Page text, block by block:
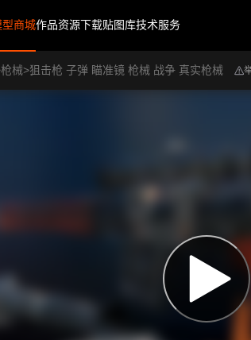
型商城作品资源下载贴图库技术服务
枪械>狙击枪 子弹 瞄准镜 枪械 战争 真实枪械